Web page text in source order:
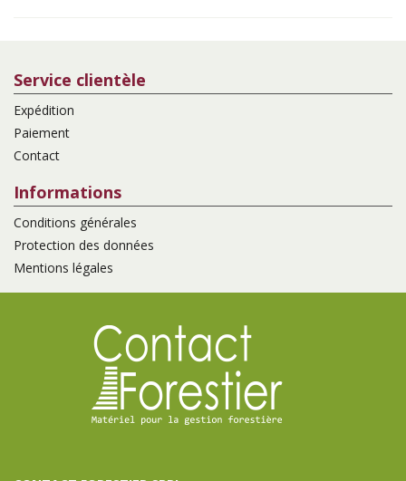
Service clientèle
Expédition
Paiement
Contact
Informations
Conditions générales
Protection des données
Mentions légales